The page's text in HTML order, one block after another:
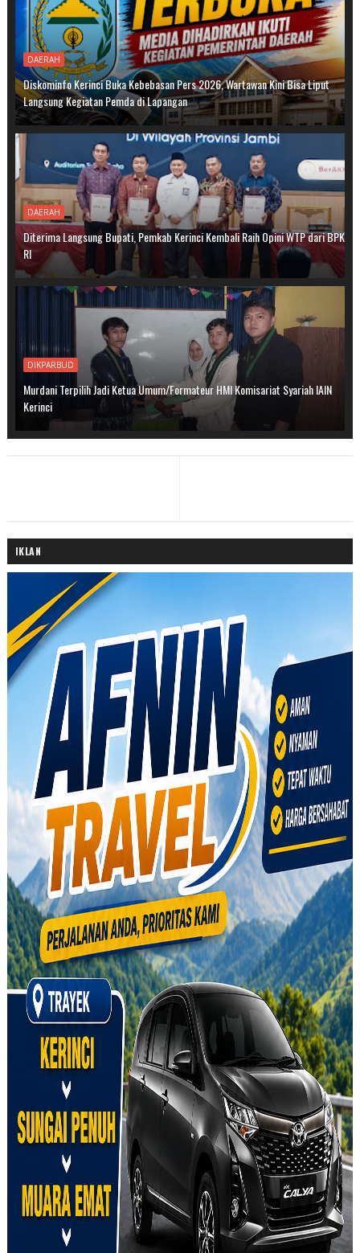
DAERAH
Diskominfo Kerinci Buka Kebebasan Pers 2026, Wartawan Kini Bisa Liput
Langsung Kegiatan Pemda di Lapangan
DAERAH
Diterima Langsung Bupati, Pemkab Kerinci Kembali Raih Opini WTP dari BPK
RI
DIKPARBUD
Murdani Terpilih Jadi Ketua Umum/Formateur HMI Komisariat Syariah IAIN
Kerinci
IKLAN